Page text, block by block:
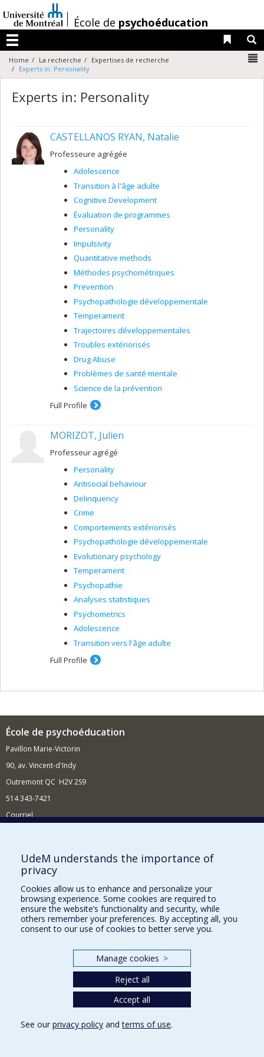
au
contenu
/École de psychoéducation
Menu
Liens
Home La recherche
Expertises de recherche
Experts in: Personality
Experts in: Personality
CASTELLANOS RYAN, Natalie
Professeure agrégée
Adolescence
Transition à l'âge adulte
Cognitive Development
Évaluation de programmes
Personality
Impulsivity
Quantitative methods
Méthodes psychométriques
Prevention
Psychopathologie développementale
Temperament
Trajectoires développementales
Troubles extériorisés
Drug Abuse
Problèmes de santé mentale
Science de la prévention
Full Profile
MORIZOT, Julien
Professeur agrégé
Personality
Antisocial behaviour
Delinquency
Crime
Comportements extériorisés
Psychopathologie développementale
Evolutionary psychology
Temperament
Psychopathie
Analyses statistiques
Psychometrics
Adolescence
Transition vers l'âge adulte
Full Profile
École de psychoéducation
Pavillon Marie-Victorin
90, av. Vincent-d'Indy
Outremont QC H2V 2S9
514 343-7421
Courriel
Comment soutenir l'École?
BESOIN D'AIDE?
Plan du site
Signaler une erreur
Accessibilité
Nos départements et écoles
UdeM understands the importance of
privacy
Cookies allow us to enhance and personalize your
browsing experience. Some cookies are required to
ensure the website’s functionality and security, while
others remember your preferences. By accepting all, you
consent to our use of cookies to better serve you.
Manage cookies >
Reject all
Accept all
See our privacy policy andterms of use.